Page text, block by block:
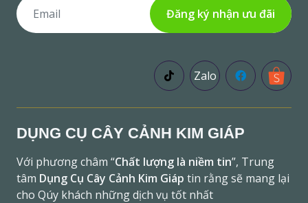
Đăng ký nhận ưu đãi
Zalo
DỤNG CỤ CÂY CẢNH KIM GIÁP
Với phương châm “Chất lượng là niềm tin”, Trung
tâm Dụng Cụ Cây Cảnh Kim Giáp tin rằng sẽ mang lại
cho Qúy khách những dịch vụ tốt nhất